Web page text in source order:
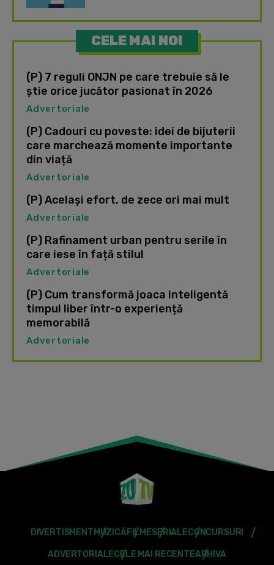
CELE MAI NOI
(P) 7 reguli ONJN pe care trebuie să le
știe orice jucător pasionat în 2026
Advertoriale
(P) Cadouri cu poveste: idei de bijuterii
care marchează momente importante
din viață
Advertoriale
(P) Același efort, de zece ori mai mult
Advertoriale
(P) Rafinament urban pentru serile în
care iese în față stilul
Advertoriale
(P) Cum transformă joaca inteligentă
timpul liber într-o experiență
memorabilă
Advertoriale
DIVERTISMENT MUZICĂFILMESERIALECONCURSURI
ADVERTORIALECELE MAI RECENTEARHIVA